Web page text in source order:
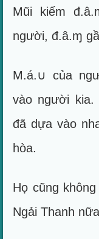
Mũi kiếm
người, đ.â.ɱ
M.á.∪ của
vào người kia.
đã dựa vào
hòa.
Họ cũng
Ngải Thanh